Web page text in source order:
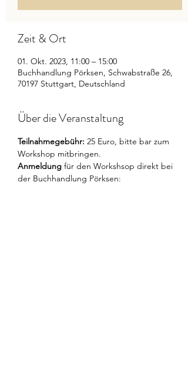
Zeit & Ort
01. Okt. 2023, 11:00 – 15:00
Buchhandlung Pörksen, Schwabstraße 26,
70197 Stuttgart, Deutschland
Über die Veranstaltung
Teilnahmegebühr: 25 Euro, bitte bar zum
Workshop mitbringen.
Anmeldung für den Workshsop direkt bei
der Buchhandlung Pörksen: